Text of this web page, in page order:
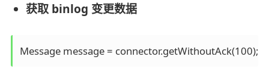
获取 binlog 变更数据
Message message = connector.getWithoutAck(100);